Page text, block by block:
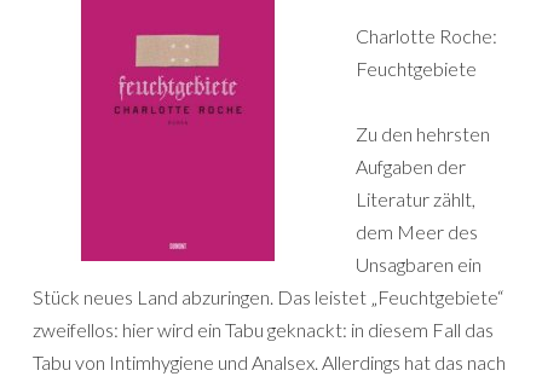
Charlotte Roche:
Feuchtgebiete
Zu den hehrsten
Aufgaben der
Literatur zählt,
dem Meer des
Unsagbaren ein
Stück neues Land abzuringen. Das leistet „Feuchtgebiete“
zweifellos: hier wird ein Tabu geknackt: in diesem Fall das
Tabu von Intimhygiene und Analsex. Allerdings hat das nach